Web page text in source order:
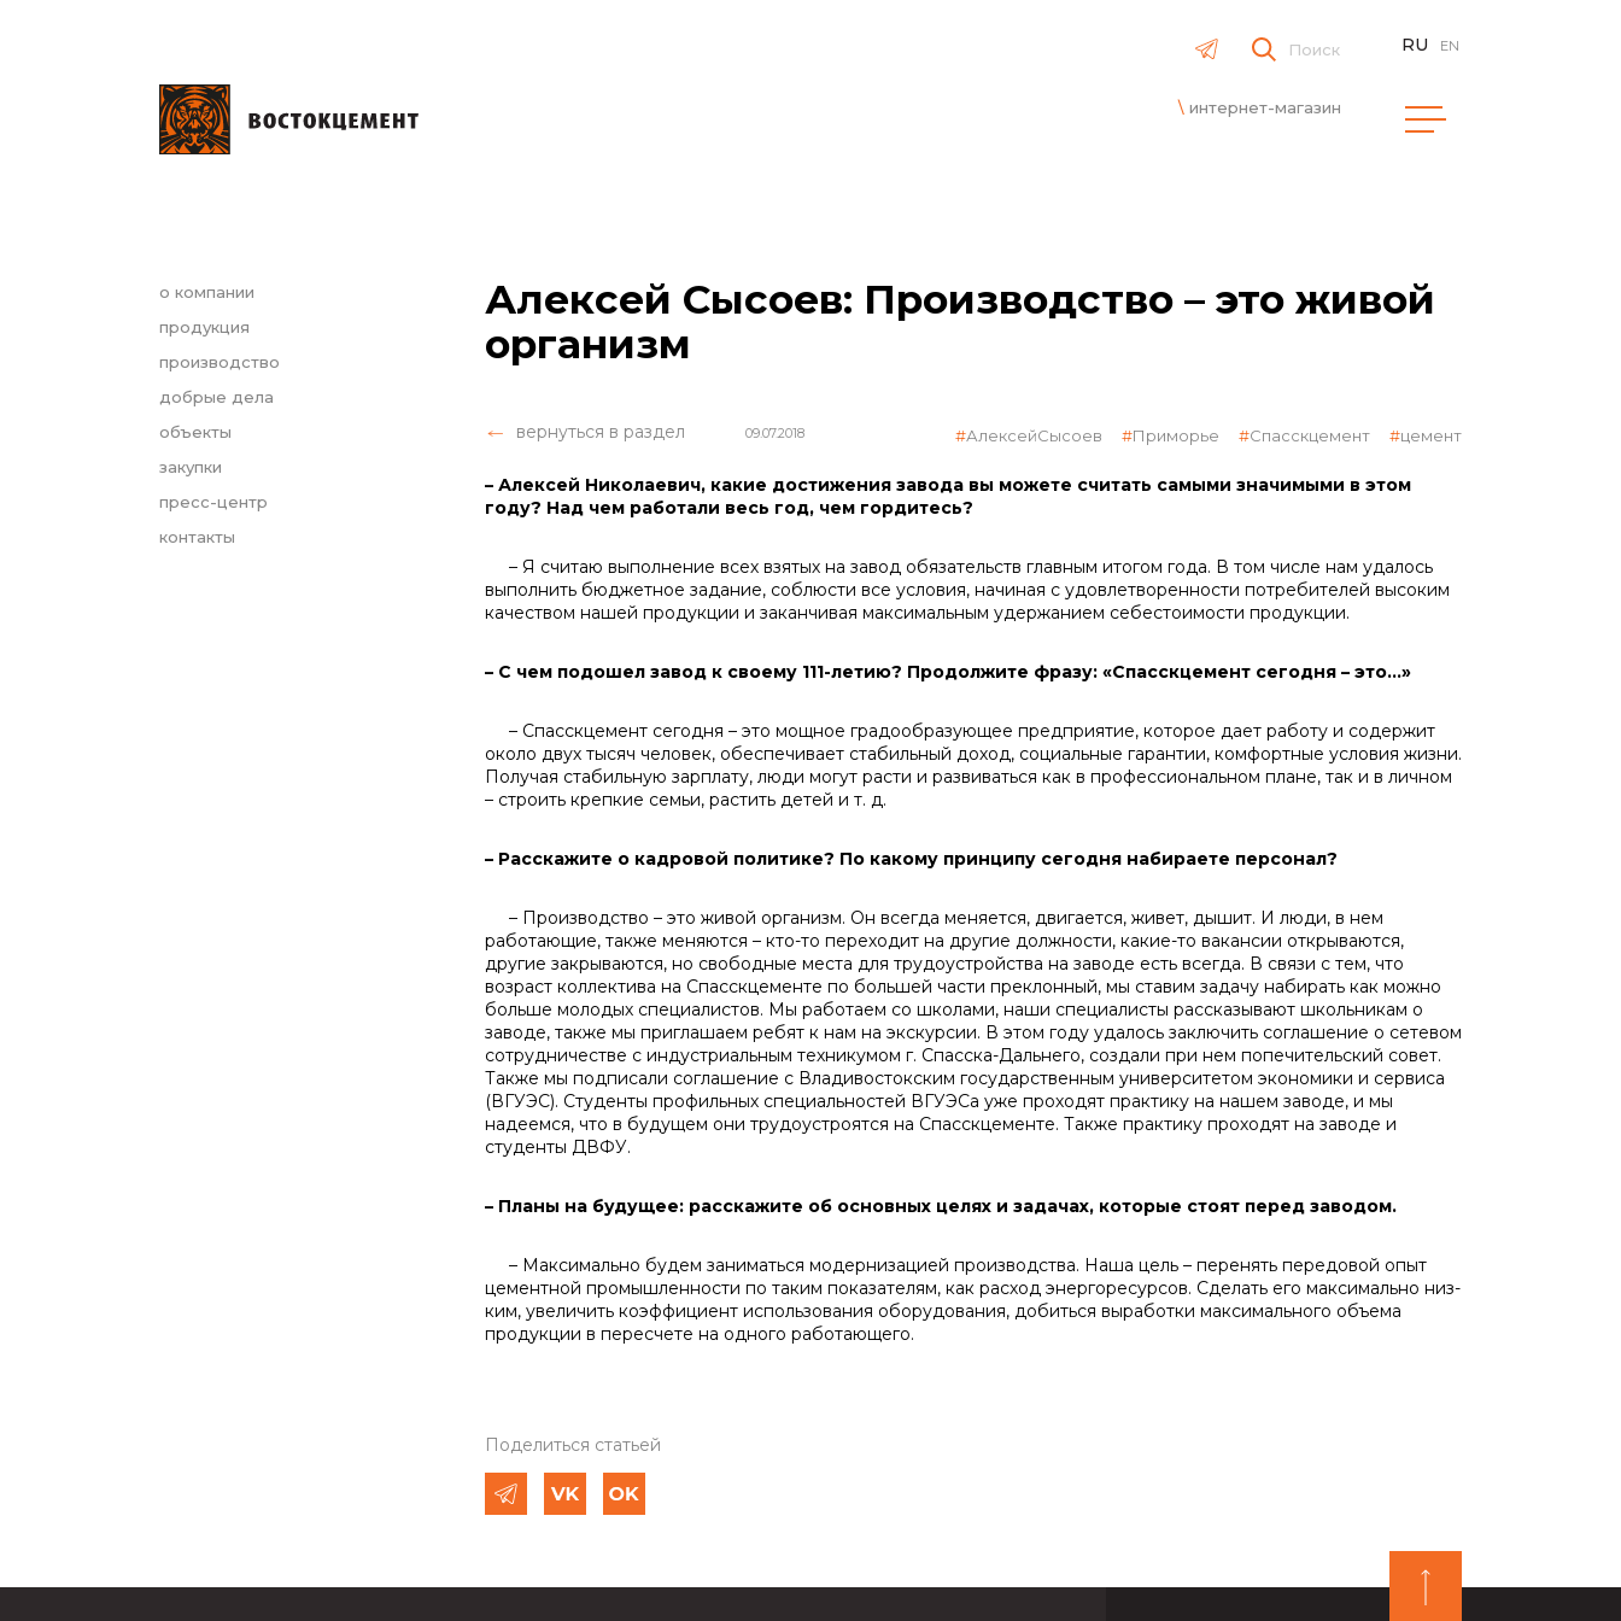
Поиск
интернет-магазин
RU EN
о компании
продукция
производство
добрые дела
объекты
закупки
пресс-центр
контакты
Алексей Сысоев: Производство – это живой
организм
вернуться в раздел 09.07.2018 АлексейСысоев Приморье Спасскцемент цемент
– Алексей Николаевич, какие достижения завода вы можете считать самыми значимыми в этом
году? Над чем работали весь год, чем гордитесь?
– Я считаю выполнение всех взятых на завод обяза­тельств главным итогом года. В том числе нам удалось
выполнить бюджетное задание, соблюсти все условия, начиная с удовлетворенности потребителей высоким
ка­чеством нашей продукции и заканчивая максимальным удержанием себестоимости продукции.
– С чем подошел завод к своему 111-летию? Про­должите фразу: «Спасскцемент сегодня – это...»
– Спасскцемент сегодня – это мощное градообразу­ющее предприятие, которое дает работу и содержит
око­ло двух тысяч человек, обеспечивает стабильный доход, социальные гарантии, комфортные условия жизни.
Полу­чая стабильную зарплату, люди могут расти и развивать­ся как в профессиональном плане, так и в личном
– стро­ить крепкие семьи, растить детей и т. д.
– Расскажите о кадровой политике? По какому принципу сегодня набираете персонал?
– Производство – это живой организм. Он всегда ме­няется, двигается, живет, дышит. И люди, в нем
работаю­щие, также меняются – кто-то переходит на другие долж­ности, какие-то вакансии открываются,
другие закрыва­ются, но свободные места для трудоустройства на заво­де есть всегда. В связи с тем, что
возраст коллектива на Спасскцементе по большей части преклонный, мы ста­вим задачу набирать как можно
больше молодых специ­алистов. Мы работаем со школами, наши специалисты рассказывают школьникам о
заводе, также мы пригла­шаем ребят к нам на экскурсии. В этом году удалось за­ключить соглашение о сетевом
сотрудничестве с инду­стриальным техникумом г. Спасска-Дальнего, создали при нем попечительский совет.
Также мы подписали со­глашение с Владивостокским государственным универ­ситетом экономики и сервиса
(ВГУЭС). Студенты про­фильных специальностей ВГУЭСа уже проходят практи­ку на нашем заводе, и мы
надеемся, что в будущем они трудоустроятся на Спасскцементе. Также практику про­ходят на заводе и
студенты ДВФУ.
– Планы на будущее: расскажите об основных це­лях и задачах, которые стоят перед заводом.
– Максимально будем заниматься модернизацией производства. Наша цель – перенять передовой опыт
цементной промышленности по таким показателям, как расход энергоресурсов. Сделать его максимально низ­
ким, увеличить коэффициент использования оборудова­ния, добиться выработки максимального объема
продук­ции в пересчете на одного работающего.
Поделиться статьей